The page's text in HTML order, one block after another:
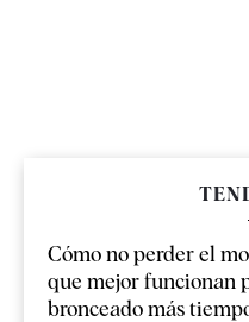
Cómo no perder el
que mejor funcionan
bronceado más